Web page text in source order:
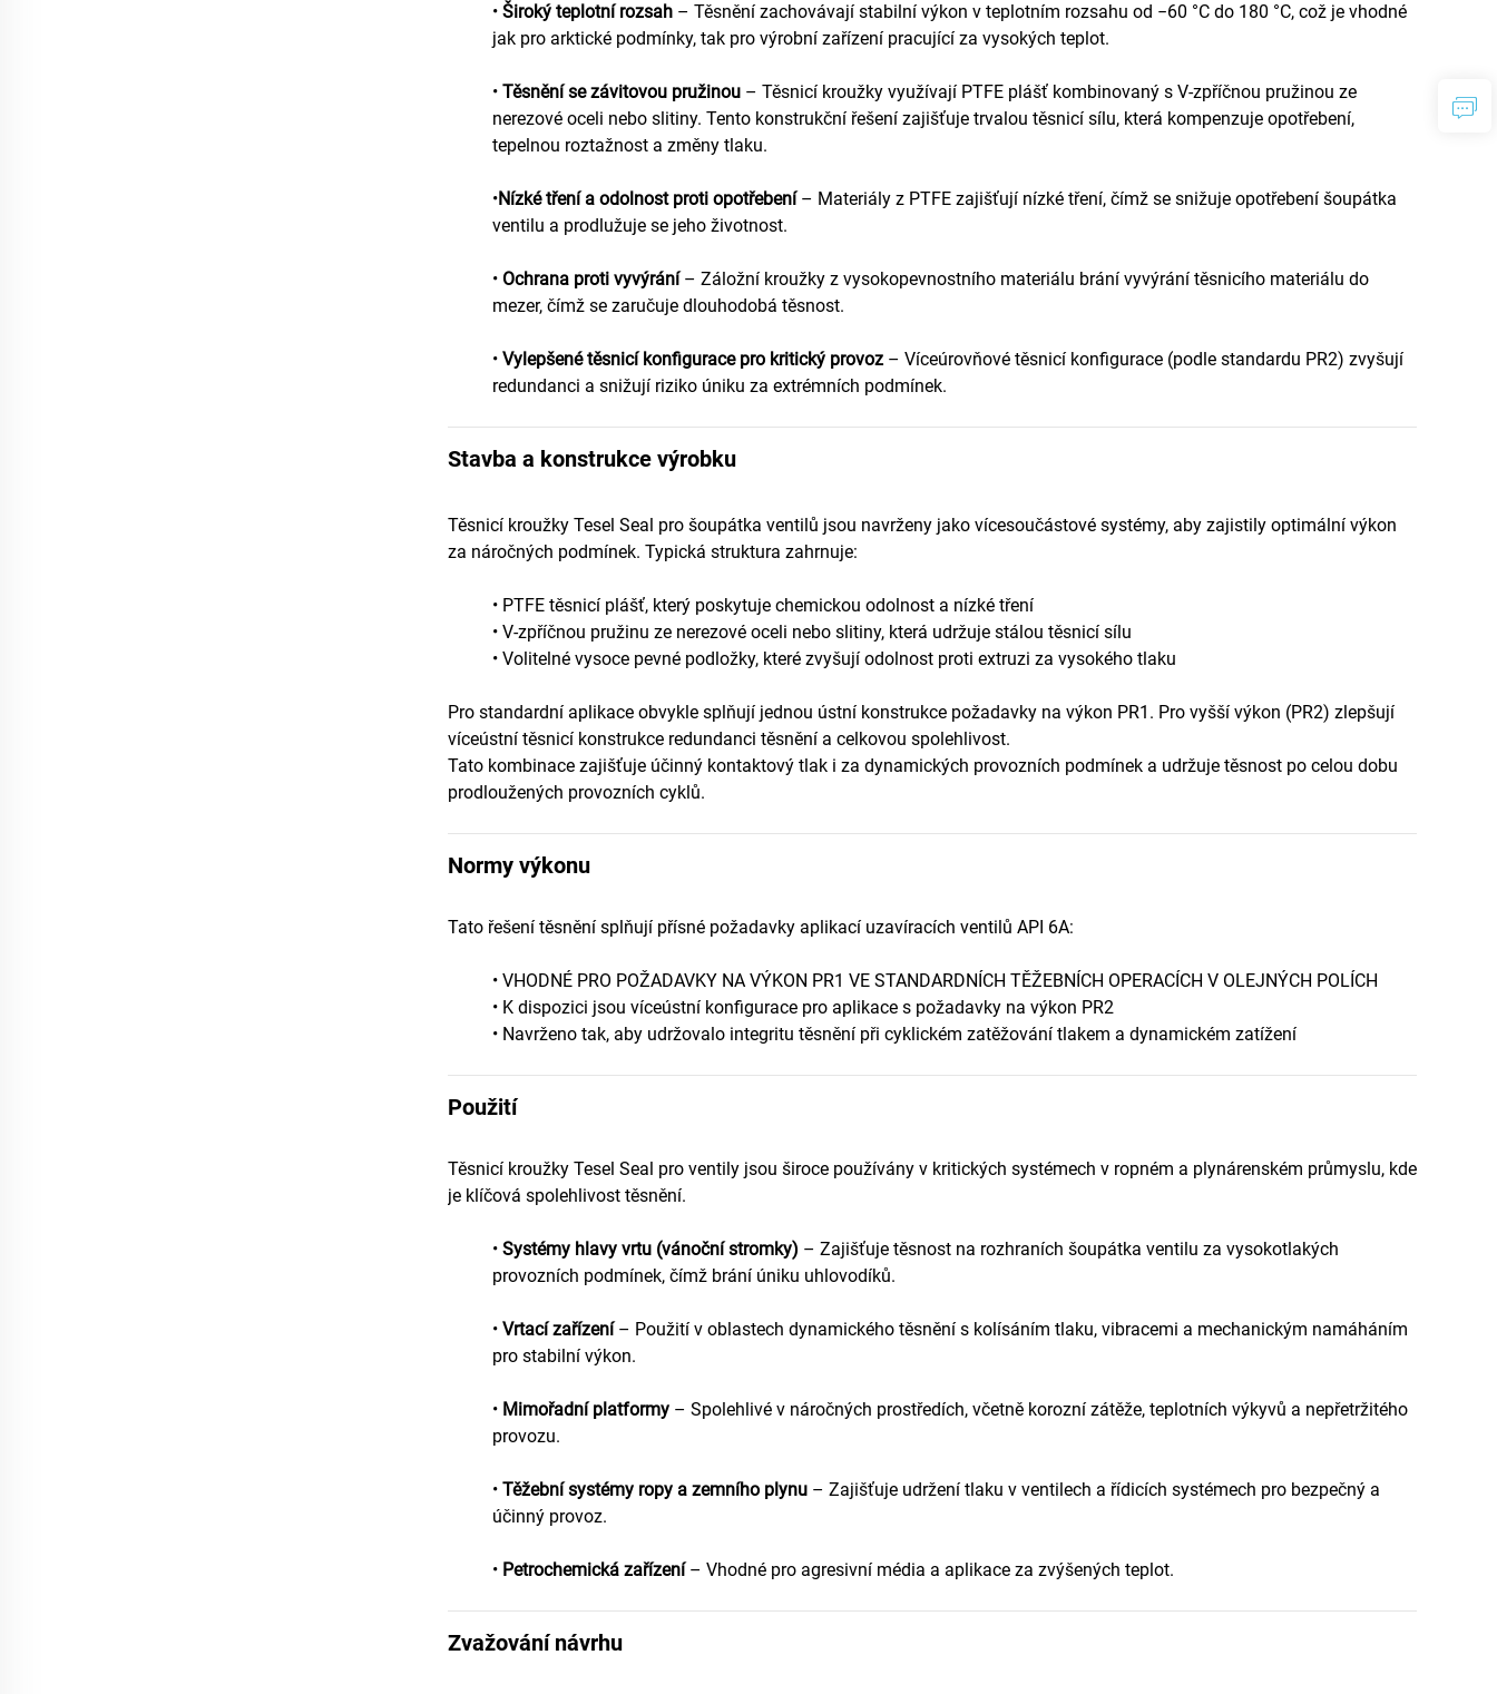
• Široký teplotní rozsah – Těsnění zachovávají stabilní výkon v teplotním rozsahu od −60 °C do 180 °C, což je vhodné
jak pro arktické podmínky, tak pro výrobní zařízení pracující za vysokých teplot.
• Těsnění se závitovou pružinou – Těsnicí kroužky využívají PTFE plášť kombinovaný s V-zpříčnou pružinou ze
nerezové oceli nebo slitiny. Tento konstrukční řešení zajišťuje trvalou těsnicí sílu, která kompenzuje opotřebení,
tepelnou roztažnost a změny tlaku.
•Nízké tření a odolnost proti opotřebení – Materiály z PTFE zajišťují nízké tření, čímž se snižuje opotřebení šoupátka
ventilu a prodlužuje se jeho životnost.
• Ochrana proti vyvýrání – Záložní kroužky z vysokopevnostního materiálu brání vyvýrání těsnicího materiálu do
mezer, čímž se zaručuje dlouhodobá těsnost.
• Vylepšené těsnicí konfigurace pro kritický provoz – Víceúrovňové těsnicí konfigurace (podle standardu PR2) zvyšují
redundanci a snižují riziko úniku za extrémních podmínek.
Stavba a konstrukce výrobku
Těsnicí kroužky Tesel Seal pro šoupátka ventilů jsou navrženy jako vícesoučástové systémy, aby zajistily optimální výkon
za náročných podmínek. Typická struktura zahrnuje:
• PTFE těsnicí plášť, který poskytuje chemickou odolnost a nízké tření
• V-zpříčnou pružinu ze nerezové oceli nebo slitiny, která udržuje stálou těsnicí sílu
• Volitelné vysoce pevné podložky, které zvyšují odolnost proti extruzi za vysokého tlaku
Pro standardní aplikace obvykle splňují jednou ústní konstrukce požadavky na výkon PR1. Pro vyšší výkon (PR2) zlepšují
víceústní těsnicí konstrukce redundanci těsnění a celkovou spolehlivost.
Tato kombinace zajišťuje účinný kontaktový tlak i za dynamických provozních podmínek a udržuje těsnost po celou dobu
prodloužených provozních cyklů.
Normy výkonu
Tato řešení těsnění splňují přísné požadavky aplikací uzavíracích ventilů API 6A:
• VHODNÉ PRO POŽADAVKY NA VÝKON PR1 VE STANDARDNÍCH TĚŽEBNÍCH OPERACÍCH V OLEJNÝCH POLÍCH
• K dispozici jsou víceústní konfigurace pro aplikace s požadavky na výkon PR2
• Navrženo tak, aby udržovalo integritu těsnění při cyklickém zatěžování tlakem a dynamickém zatížení
Použití
Těsnicí kroužky Tesel Seal pro ventily jsou široce používány v kritických systémech v ropném a plynárenském průmyslu, kde
je klíčová spolehlivost těsnění.
• Systémy hlavy vrtu (vánoční stromky) – Zajišťuje těsnost na rozhraních šoupátka ventilu za vysokotlakých
provozních podmínek, čímž brání úniku uhlovodíků.
• Vrtací zařízení – Použití v oblastech dynamického těsnění s kolísáním tlaku, vibracemi a mechanickým namáháním
pro stabilní výkon.
• Mimořadní platformy – Spolehlivé v náročných prostředích, včetně korozní zátěže, teplotních výkyvů a nepřetržitého
provozu.
• Těžební systémy ropy a zemního plynu – Zajišťuje udržení tlaku v ventilech a řídicích systémech pro bezpečný a
účinný provoz.
• Petrochemická zařízení – Vhodné pro agresivní média a aplikace za zvýšených teplot.
Zvažování návrhu